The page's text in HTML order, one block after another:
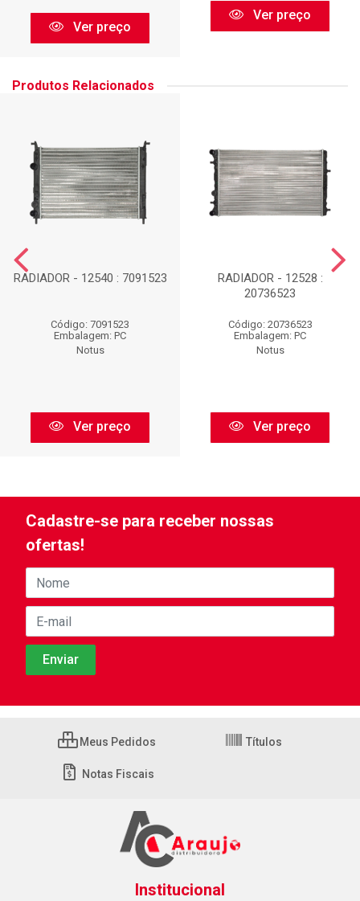
Ver preço
Ver preço
Produtos Relacionados
RADIADOR - 12540 : 7091523
Código: 7091523
Embalagem: PC
Notus
Ver preço
RADIADOR - 12528 :
20736523
Código: 20736523
Embalagem: PC
Notus
Ver preço
Cadastre-se para receber nossas
ofertas!
Meus Pedidos Títulos
Notas Fiscais
Institucional